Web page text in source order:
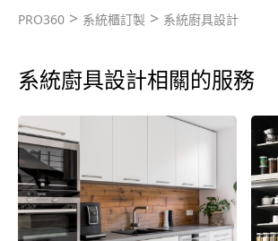
PRO360 > 系統櫃訂製 > 系統廚具設計
系統廚具設計相關的服務